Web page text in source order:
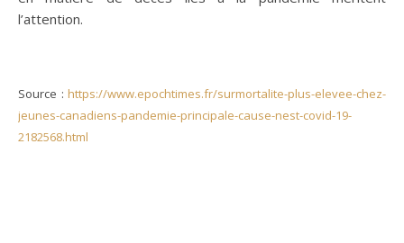
l’attention.
Source : https://www.epochtimes.fr/surmortalite-plus-elevee-chez-
jeunes-canadiens-pandemie-principale-cause-nest-covid-19-
2182568.html